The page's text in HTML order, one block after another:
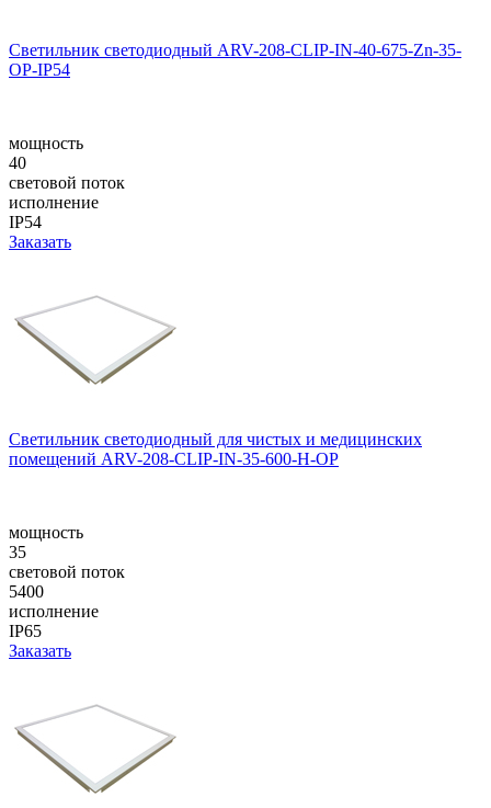
Светильник светодиодный ARV-208-CLIP-IN-40-675-Zn-35-
OP-IP54
мощность
40
световой поток
исполнение
IP54
Заказать
Светильник светодиодный для чистых и медицинских
помещений ARV-208-CLIP-IN-35-600-H-OP
мощность
35
световой поток
5400
исполнение
IP65
Заказать